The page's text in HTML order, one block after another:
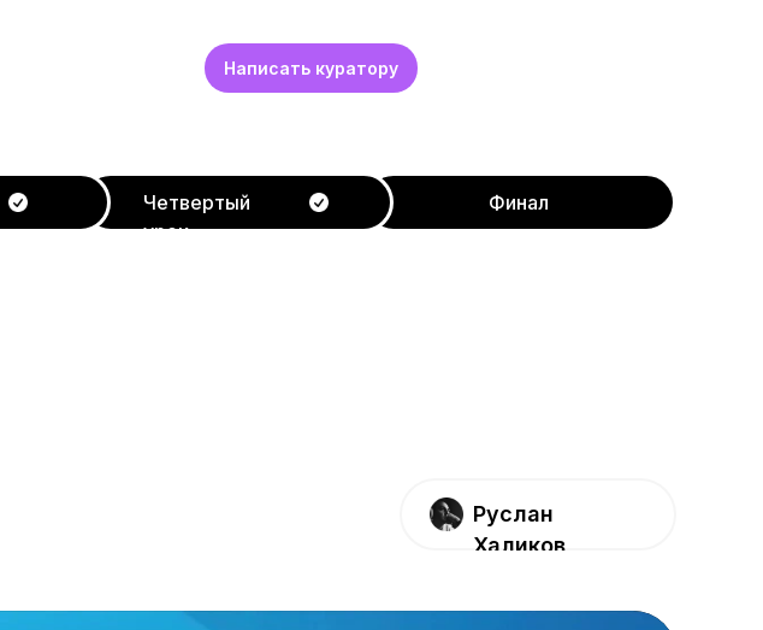
Написать куратору
Финал
Четвертый
урок
Руслан
Халиков